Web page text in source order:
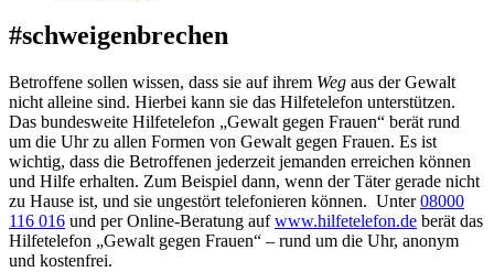
#schweigenbrechen
Betroffene sollen wissen, dass sie auf ihrem Weg aus der Gewalt
nicht alleine sind. Hierbei kann sie das Hilfetelefon unterstützen.
Das bundesweite Hilfetelefon „Gewalt gegen Frauen“ berät rund
um die Uhr zu allen Formen von Gewalt gegen Frauen. Es ist
wichtig, dass die Betroffenen jederzeit jemanden erreichen können
und Hilfe erhalten. Zum Beispiel dann, wenn der Täter gerade nicht
zu Hause ist, und sie ungestört telefonieren können. Unter08000
116 016 und per Online-Beratung aufwww.hilfetelefon.de berät das
Hilfetelefon „Gewalt gegen Frauen“ – rund um die Uhr, anonym
und kostenfrei.